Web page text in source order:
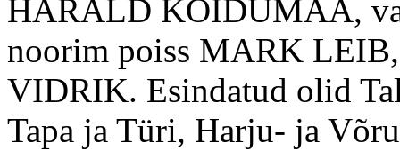
HARALD KOIDUMAA,
noorim poiss MARK
VIDRIK. Esindatud olid
Tapa ja Türi, Harju- ja